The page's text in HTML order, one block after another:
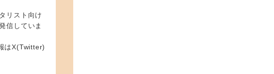
リスト向け
信していま
はX(Twitter)